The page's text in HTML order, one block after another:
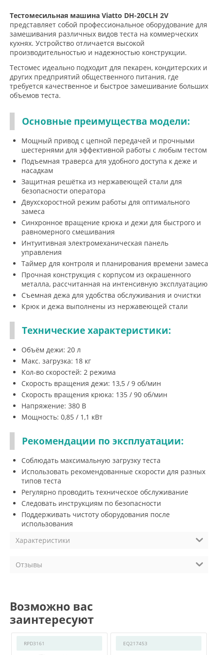
Тестомесильная машина Viatto DH-20СLH 2V
представляет собой профессиональное оборудование для
замешивания различных видов теста на коммерческих
кухнях. Устройство отличается высокой
производительностью и надежностью конструкции.
Тестомес идеально подходит для пекарен, кондитерских и
других предприятий общественного питания, где
требуется качественное и быстрое замешивание больших
объемов теста.
Основные преимущества модели:
Мощный привод с цепной передачей и прочными
шестернями для эффективной работы с любым тестом
Подъемная траверса для удобного доступа к деже и
насадкам
Защитная решётка из нержавеющей стали для
безопасности оператора
Двухскоростной режим работы для оптимального
замеса
Синхронное вращение крюка и дежи для быстрого и
равномерного смешивания
Интуитивная электромеханическая панель
управления
Таймер для контроля и планирования времени замеса
Прочная конструкция с корпусом из окрашенного
металла, рассчитанная на интенсивную эксплуатацию
Съемная дежа для удобства обслуживания и очистки
Крюк и дежа выполнены из нержавеющей стали
Технические характеристики:
Объём дежи: 20 л
Макс. загрузка: 18 кг
Кол-во скоростей: 2 режима
Скорость вращения дежи: 13,5 / 9 об/мин
Скорость вращения крюка: 135 / 90 об/мин
Напряжение: 380 В
Мощность: 0,85 / 1,1 кВт
Рекомендации по эксплуатации:
Соблюдать максимальную загрузку теста
Использовать рекомендованные скорости для разных
типов теста
Регулярно проводить техническое обслуживание
Следовать инструкциям по безопасности
Поддерживать чистоту оборудования после
использования
Характеристики
Отзывы
Возможно вас
заинтересуют
RPD3161 EQ217453